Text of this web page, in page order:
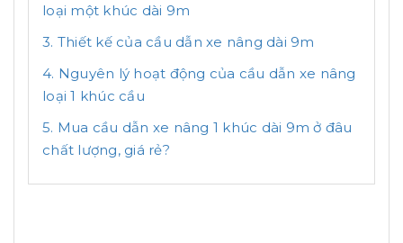
loại một khúc dài 9m
3. Thiết kế của cầu dẫn xe nâng dài 9m
4. Nguyên lý hoạt động của cầu dẫn xe nâng
loại 1 khúc cầu
5. Mua cầu dẫn xe nâng 1 khúc dài 9m ở đâu
chất lượng, giá rẻ?